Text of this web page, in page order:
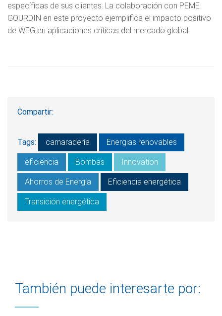
específicas de sus clientes. La colaboración con PEME
GOURDIN en este proyecto ejemplifica el impacto positivo
de WEG en aplicaciones críticas del mercado global.
Compartir:
Tags: camaradería Energias renovables
eficiencia Bombas Innovation
Ahorros de Energía Eficiencia energética
Transición energética
También puede interesarte por: